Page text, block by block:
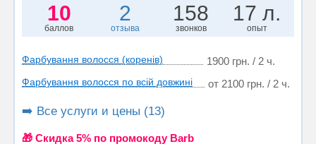
10
баллов
2
отзыва
158
звонков
17 л.
опыт
Фарбування волосся (коренів) 1900 грн. / 2 ч.
Фарбування волосся по всій довжині от 2100 грн. / 2 ч.
➡️ Все услуги и цены (13)
🎁 Cкидка 5% по промокоду Barb